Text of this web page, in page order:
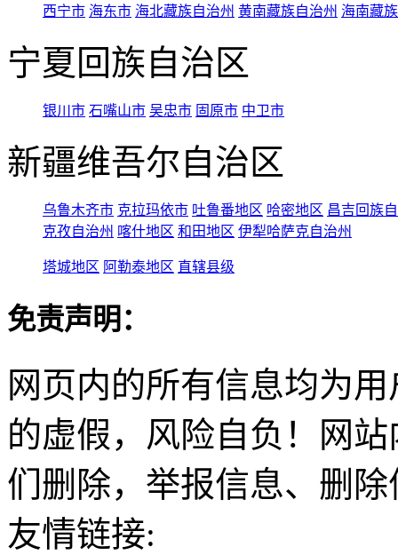
西宁市 海东市 海北藏族自治州 黄南藏族自治州 海南藏
宁夏回族自治区
银川市 石嘴山市 吴忠市 固原市 中卫市
新疆维吾尔自治区
乌鲁木齐市 克拉玛依市 吐鲁番地区 哈密地区 昌吉回族
克孜自治州 喀什地区 和田地区 伊犁哈萨克自治州
塔城地区 阿勒泰地区 直辖县级
免责声明：
网页内的所有信息均为
的虚假，风险自负！网
们删除，举报信息、删
友情链接: